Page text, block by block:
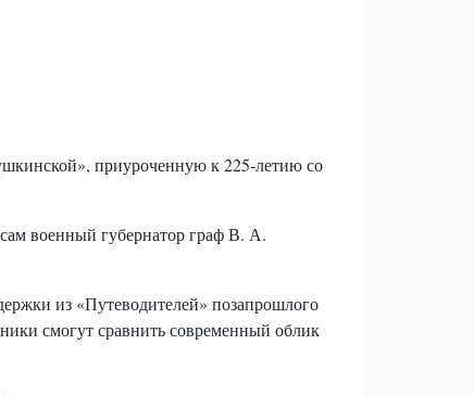
приуроченную к 225-летию со
сам военный губернатор граф В. А.
из «Путеводителей» позапрошлого
смогут сравнить современный облик